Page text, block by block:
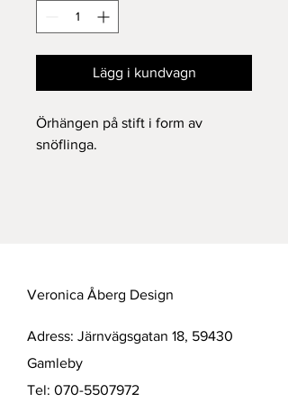
Lägg i kundvagn
Örhängen på stift i form av
snöflinga.
Veronica Åberg Design
Adress: Järnvägsgatan 18, 59430
Gamleby
Tel: 070-5507972